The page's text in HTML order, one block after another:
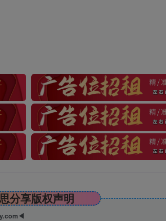
分享版权声明